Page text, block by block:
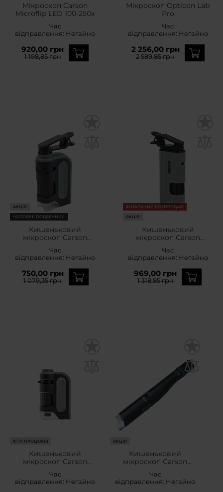
Мікроскоп Carson
Microflip LED 100-250x
Час
відправлення: Негайно
920,00 грн
1 198,85 грн
Мікроскоп Opticon Lab
Pro
Час
відправлення: Негайно
2 256,00 грн
2 589,85 грн
АКЦІЯ
ЧОЛОВІЧІ ПОДАРУНКИ
Кишеньковий
мікроскоп Carson
120x з кліпсою - Grey
Час
відправлення: Негайно
750,00 грн
1 079,35 грн
ФІНАЛЬНИЙ РОЗПРОДАЖ
АКЦІЯ
Кишеньковий
мікроскоп Carson
120-240x
Час
відправлення: Негайно
969,00 грн
1 318,85 грн
ХІТИ ПРОДАЖІВ
Кишеньковий
мікроскоп Carson
Час
відправлення: Негайно
АКЦІЯ
Кишеньковий
мікроскоп Carson
Час
відправлення: Негайно